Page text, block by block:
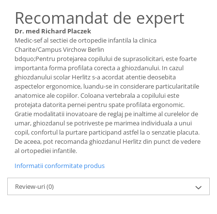
Recomandat de expert
Dr. med Richard Placzek
Medic-sef al sectiei de ortopedie infantila la clinica
Charite/Campus Virchow Berlin
bdquo;Pentru protejarea copilului de suprasolicitari, este foarte
importanta forma profilata corecta a ghiozdanului. In cazul
ghiozdanului scolar Herlitz s-a acordat atentie deosebita
aspectelor ergonomice, luandu-se in considerare particularitatile
anatomice ale copiilor. Coloana vertebrala a copilului este
protejata datorita pernei pentru spate profilata ergonomic.
Gratie modalitatii inovatoare de reglaj pe inaltime al curelelor de
umar, ghiozdanul se potriveste pe marimea individuala a unui
copil, confortul la purtare participand astfel la o senzatie placuta.
De aceea, pot recomanda ghiozdanul Herlitz din punct de vedere
al ortopediei infantile.
Informatii conformitate produs
Review-uri(0)